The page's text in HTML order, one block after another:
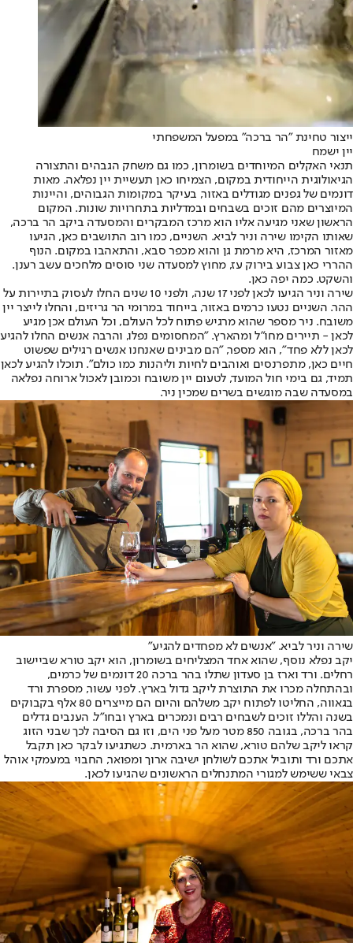
ייצור טחינת "הר ברכה" במפעל המשפחתי
יין ישמח
תנאי האקלים המיוחדים בשומרון, כמו גם משחק הגבהים והתצורה
הגיאולוגית הייחודית במקום, הצמיחו כאן תעשיית יין נפלאה. מאות
דונמים של גפנים מגודלים באזור, בעיקר במקומות הגבוהים, והיינות
המיוצרים מהם זוכים בשבחים ובמדליות בתחרויות שונות. המקום
הראשון שאני מגיעה אליו הוא מרכז המבקרים והמסעדה ביקב הר ברכה,
שאותו הקימו שירה וניר לביא. השניים, כמו רוב התושבים כאן, הגיעו
מאזור המרכז, היא מרמת גן והוא מכפר סבא, והתאהבו במקום. הנוף
ההררי כאן צבוע בירוק עז, מחוץ למסעדה שני סוסים מלחכים עשב רענן.
והשקט. כמה יפה כאן.
שירה וניר הגיעו לכאן לפני 17 שנה, ולפני 10 שנים החלו לעסוק בתיירות על
ההר. השניים נטעו כרמים באזור, בייחוד במרומי הר גריזים, והחלו לייצר יין
משובח. ניר מספר שהוא מרגיש פתוח לכל העולם, וכל העולם אכן מגיע
לכאן - תיירים מחו"ל ומהארץ. "המחסומים נפלו, והרבה אנשים החלו להגיע
לכאן ללא פחד", הוא מספר, "הם מבינים שאנחנו אנשים רגילים שפשוט
חיים כאן, מתפרנסים ואוהבים לחיות וליהנות כמו כולם". תוכלו להגיע לכאן
תמיד, גם בימי חול המועד, לטעום יין משובח וכמובן לאכול ארוחה נפלאה
במסעדה שבה מוגשים בשרים שמכין ניר.
שירה וניר לביא. "אנשים לא מפחדים להגיע"
יקב נפלא נוסף, שהוא אחד המצליחים בשומרון, הוא יקב טורא שביישוב
רחלים. ורד וארז בן סעדון שתלו בהר ברכה 20 דונמים של כרמים,
ובהתחלה מכרו את התוצרת ליקב גדול בארץ. לפני עשור, מספרת ורד
בגאווה, החליטו לפתוח יקב משלהם והיום הם מייצרים 80 אלף בקבוקים
בשנה והללו זוכים לשבחים רבים ונמכרים בארץ ובחו"ל. הענבים גדלים
בהר ברכה, בגובה 850 מטר מעל פני הים, וזו גם הסיבה לכך שבני הזוג
קראו ליקב שלהם טורא, שהוא הר בארמית. כשתגיעו לבקר כאן תקבל
אתכם ורד ותוביל אתכם לשולחן ישיבה ארוך ומפואר, החבוי במעמקי אוהל
צבאי ששימש למגורי המתנחלים הראשונים שהגיעו לכאן.